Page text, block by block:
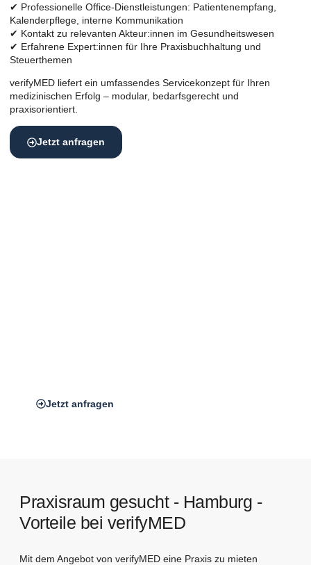
✔ Professionelle Office-Dienstleistungen: Patientenempfang,
Kalenderpflege, interne Kommunikation
✔ Kontakt zu relevanten Akteur:innen im Gesundheitswesen
✔ Erfahrene Expert:innen für Ihre Praxisbuchhaltung und
Steuerthemen
verifyMED liefert ein umfassendes Servicekonzept für Ihren
medizinischen Erfolg – modular, bedarfsgerecht und
praxisorientiert.
Jetzt anfragen
Jetzt anfragen
Praxisraum gesucht - Hamburg -
Vorteile bei verifyMED
Mit dem Angebot von verifyMED eine Praxis zu mieten